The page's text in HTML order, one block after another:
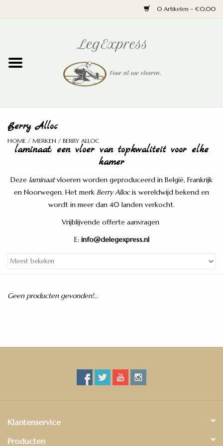
0 Artikelen - €0,00
Parket
Plinten
Merken
Berry Alloc
HOME / MERKEN / BERRY ALLOC
laminaat: een vloer van topkwaliteit voor elke
kamer
Deze laminaatvloeren worden geproduceerd in België, Frankrijk
en Noorwegen. Het merk Berry Allocis wereldwijd bekend en
wordt in meer dan 40 landen verkocht.
Vrijblijvende offerte aanvragen
E: info@delegexpress.nl
Geen producten gevonden!...
Klantenservice
Producten